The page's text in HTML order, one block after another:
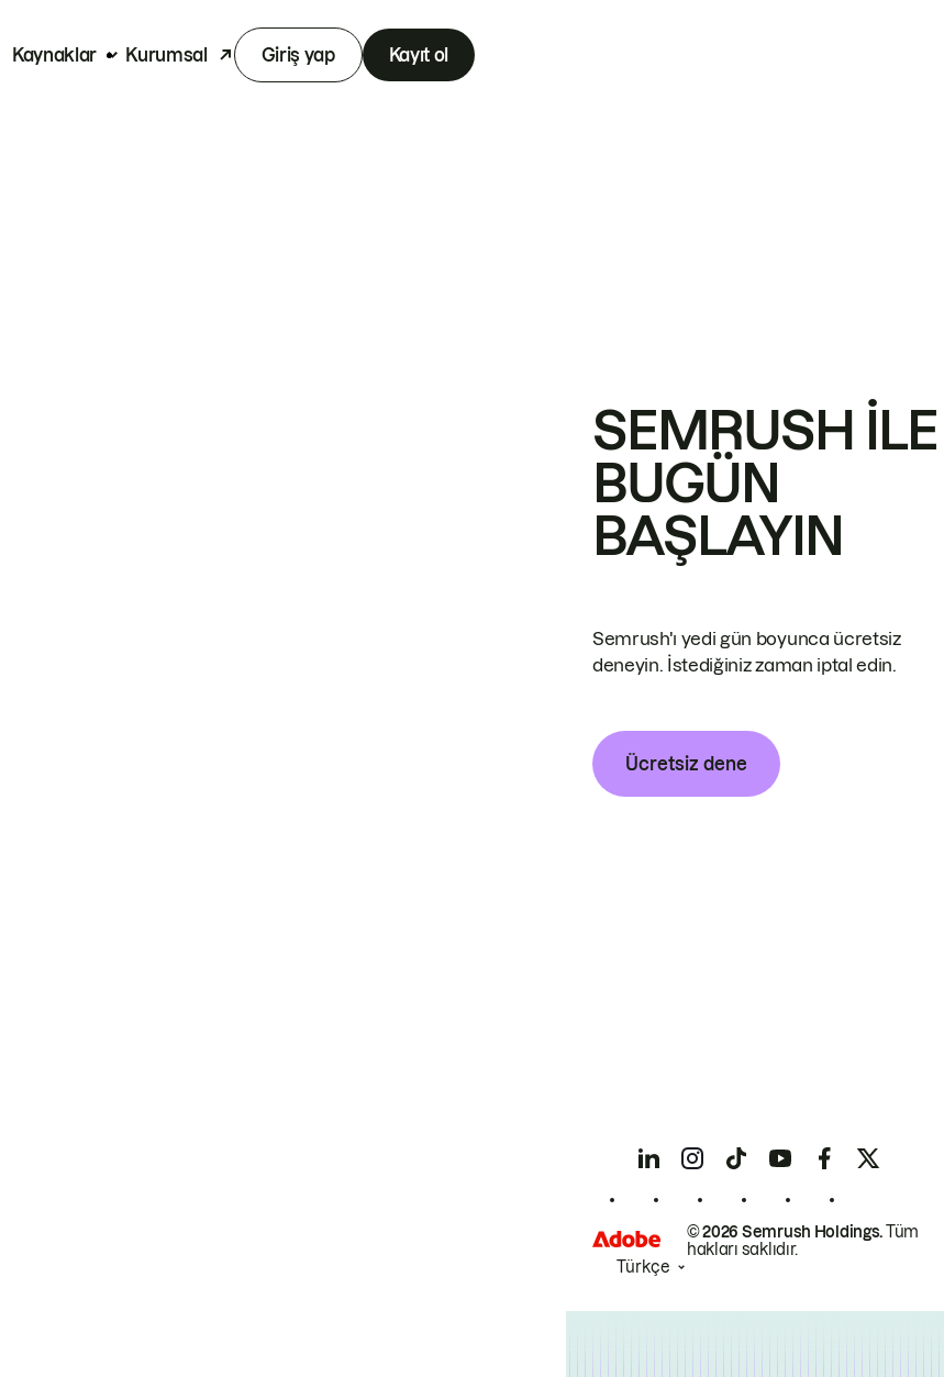
Kaynaklar Kurumsal Giriş yap Kayıt ol
SEMRUSH ILE
BUGÜN
BAŞLAYIN
Semrush'ı yedi gün boyunca ücretsiz
deneyin. İstediğiniz zaman iptal edin.
Ücretsiz dene
© 2026 Semrush Holdings.Tüm
hakları saklıdır.
Türkçe